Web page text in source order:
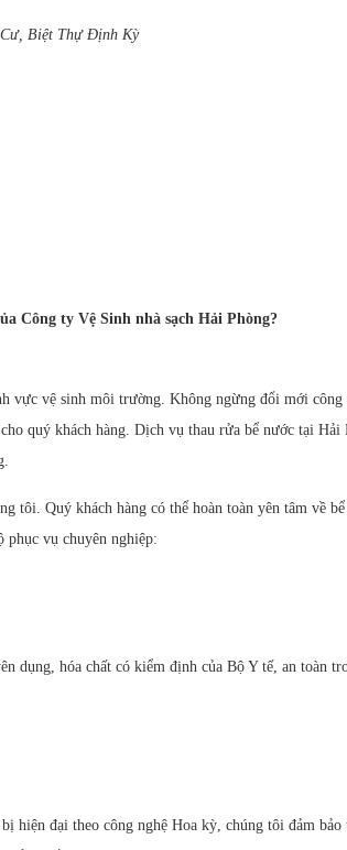
Biệt Thự Định Kỳ
Công ty Vệ Sinh nhà sạch Hải Phòng?
vực vệ sinh môi trường. Không ngừng đổi mới công
quý khách hàng. Dịch vụ thau rửa bể nước tại Hải
tôi. Quý khách hàng có thể hoàn toàn yên tâm về
phục vụ chuyên nghiệp:
dụng, hóa chất có kiểm định của Bộ Y tế, an toàn
hiện đại theo công nghệ Hoa kỳ, chúng tôi đảm